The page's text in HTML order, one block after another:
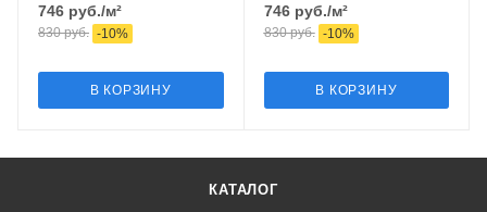
746 руб./м²
830руб. -10%
В КОРЗИНУ
746руб./м²
830руб. -10%
В КОРЗИНУ
КАТАЛОГ